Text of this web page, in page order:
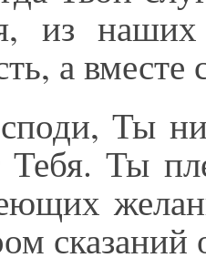
из наших
а
Ты
Тебя. Ты
сказаний